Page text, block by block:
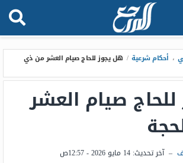
، أحكام شرعية / هل يجوز للحاج صيام العشر من ذي
صيام العشر
– آخر تحديث: 14 مايو 2026 - 12:57ص